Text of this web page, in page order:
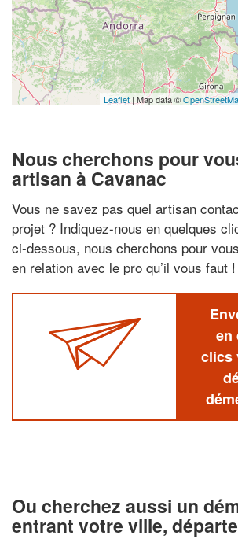
Leaflet | Map data ©
Nous cherchons pour
artisan à Cavanac
Vous ne savez pas quel artisan
projet ? Indiquez-nous en quelques
ci-dessous, nous cherchons pour
en relation avec le pro qu’il vous faut !
en
clics
Ou cherchez aussi un
entrant votre ville,